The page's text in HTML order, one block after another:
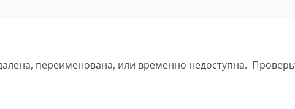
переименована, или временно недоступна.